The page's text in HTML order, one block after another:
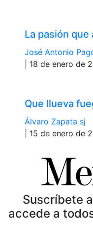
La pasión que
José Antonio
| 18 de enero de
Que llueva
Álvaro Zapata sj
| 15 de enero de
Suscríbete
accede a